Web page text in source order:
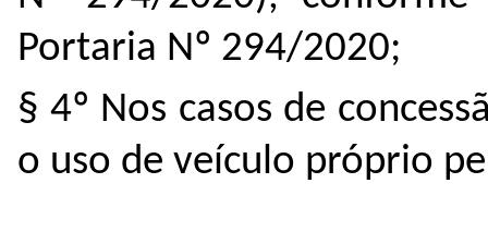
Portaria Nº 294/2020;
§ 4º Nos casos de
o uso de veículo próprio